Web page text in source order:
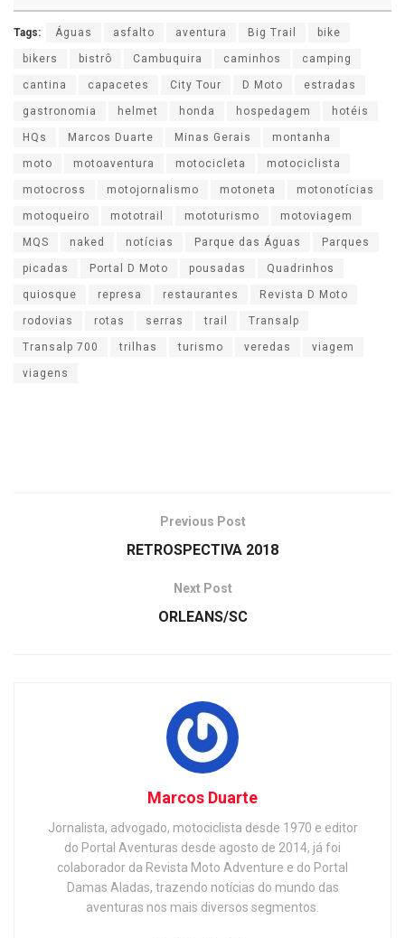
Tags: Águas asfalto aventura Big Trail bike
bikers bistrô Cambuquira caminhos camping
cantina capacetes City Tour D Moto estradas
gastronomia helmet honda hospedagem hotéis
HQs Marcos Duarte Minas Gerais montanha
moto motoaventura motocicleta motociclista
motocross motojornalismo motoneta motonotícias
motoqueiro mototrail mototurismo motoviagem
MQS naked notícias Parque das Águas Parques
picadas Portal D Moto pousadas Quadrinhos
quiosque represa restaurantes Revista D Moto
rodovias rotas serras trail Transalp
Transalp 700 trilhas turismo veredas viagem
viagens
Previous Post
RETROSPECTIVA 2018
Next Post
ORLEANS/SC
Marcos Duarte
Jornalista, advogado, motociclista desde 1970 e editor
do Portal Aventuras desde agosto de 2014, já foi
colaborador da Revista Moto Adventure e do Portal
Damas Aladas, trazendo notícias do mundo das
aventuras nos mais diversos segmentos.